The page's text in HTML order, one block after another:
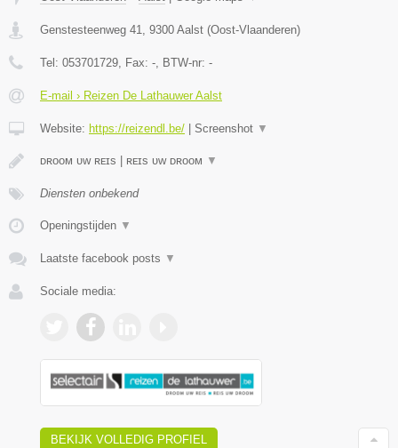
Genstesteenweg 41 9300 Aalst (Oost-Vlaanderen)
Tel: 053701729 , Fax: - , BTW-nr: -
E-mail › Reizen De Lathauwer Aalst
Website: https://reizendl.be/ | Screenshot ▼
ᴅʀᴏᴏᴍ ᴜᴡ ʀᴇɪs | ʀᴇɪs ᴜᴡ ᴅʀᴏᴏᴍ ▼
Diensten onbekend
Openingstijden ▼
Laatste facebook posts ▼
Sociale media:
BEKIJK VOLLEDIG PROFIEL